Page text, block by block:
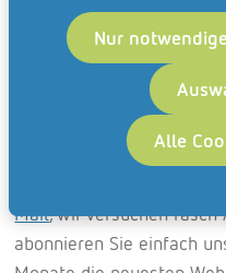
Alle
Nur
Dozenten und Mit-Autor
Als Sachbearbeiter
Schleswig-Holstein
sondern auch echte
Ihre Fragestellung ist
Mail, wir versuchen
abonnieren Sie einfach